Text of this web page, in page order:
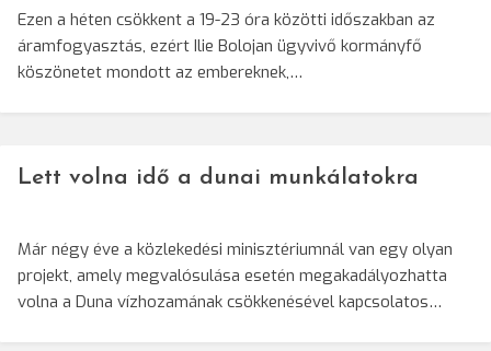
Ezen a héten csökkent a 19-23 óra közötti időszakban az
áramfogyasztás, ezért Ilie Bolojan ügyvivő kormányfő
köszönetet mondott az embereknek,…
Lett volna idő a dunai munkálatokra
Már négy éve a közlekedési minisztériumnál van egy olyan
projekt, amely megvalósulása esetén megakadályozhatta
volna a Duna vízhozamának csökkenésével kapcsolatos…